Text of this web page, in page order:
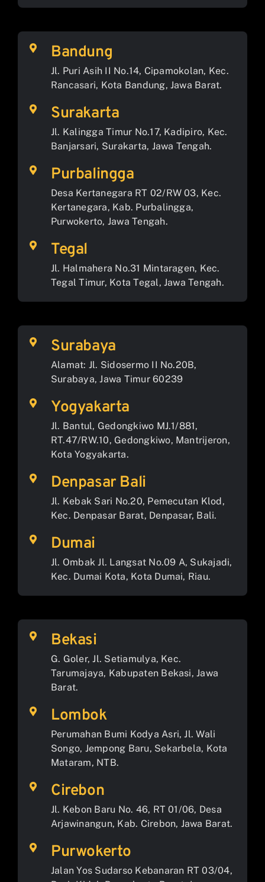
Bandung
Jl. Puri Asih II No.14, Cipamokolan, Kec.
Rancasari, Kota Bandung, Jawa Barat.
Surakarta
Jl. Kalingga Timur No.17, Kadipiro, Kec.
Banjarsari, Surakarta, Jawa Tengah.
Purbalingga
Desa Kertanegara RT 02/RW 03, Kec.
Kertanegara, Kab. Purbalingga,
Purwokerto, Jawa Tengah.
Tegal
Jl. Halmahera No.31 Mintaragen, Kec.
Tegal Timur, Kota Tegal, Jawa Tengah.
Surabaya
Alamat: Jl. Sidosermo II No.20B,
Surabaya, Jawa Timur 60239
Yogyakarta
Jl. Bantul, Gedongkiwo MJ.1/881,
RT.47/RW.10, Gedongkiwo, Mantrijeron,
Kota Yogyakarta.
Denpasar Bali
Jl. Kebak Sari No.20, Pemecutan Klod,
Kec. Denpasar Barat, Denpasar, Bali.
Dumai
Jl. Ombak Jl. Langsat No.09 A, Sukajadi,
Kec. Dumai Kota, Kota Dumai, Riau.
Bekasi
G. Goler, Jl. Setiamulya, Kec.
Tarumajaya, Kabupaten Bekasi, Jawa
Barat.
Lombok
Perumahan Bumi Kodya Asri, Jl. Wali
Songo, Jempong Baru, Sekarbela, Kota
Mataram, NTB.
Cirebon
Jl. Kebon Baru No. 46, RT 01/06, Desa
Arjawinangun, Kab. Cirebon, Jawa Barat.
Purwokerto
Jalan Yos Sudarso Kebanaran RT 03/04,